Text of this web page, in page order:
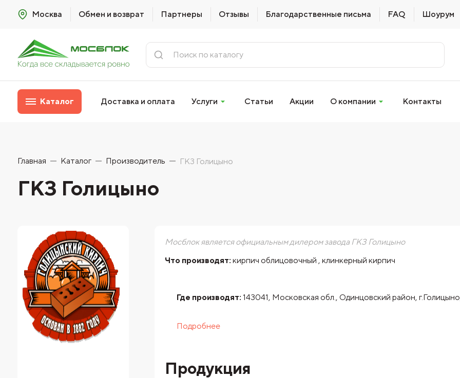
Москва Обмен и возврат Партнеры Отзывы Благодарственные письма FAQ Шоурум
Каталог Доставка и оплата Услуги Статьи Акции О компании Контакты
Главная Каталог Производитель ГКЗ Голицыно
ГКЗ Голицыно
Мосблок является официальным дилером завода ГКЗ Голицыно
Что производят: кирпич облицовочный , клинкерный кирпич
Где производят: 143041, Московская обл., Одинцовский район,
Подробнее
Продукция